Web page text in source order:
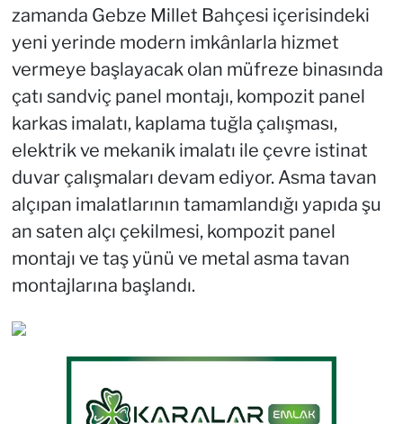
zamanda Gebze Millet Bahçesi içerisindeki
yeni yerinde modern imkânlarla hizmet
vermeye başlayacak olan müfreze binasında
çatı sandviç panel montajı, kompozit panel
karkas imalatı, kaplama tuğla çalışması,
elektrik ve mekanik imalatı ile çevre istinat
duvar çalışmaları devam ediyor. Asma tavan
alçıpan imalatlarının tamamlandığı yapıda şu
an saten alçı çekilmesi, kompozit panel
montajı ve taş yünü ve metal asma tavan
montajlarına başlandı.